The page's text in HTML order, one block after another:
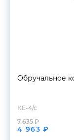
Обручальное
КЕ-4/с
4 963 ₽
7 635 ₽